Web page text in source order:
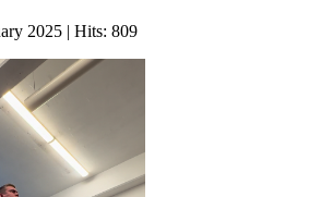
2025 | Hits: 809